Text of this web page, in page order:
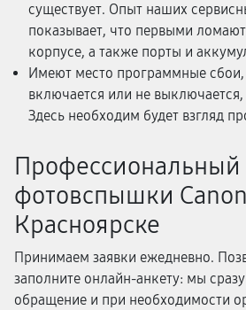
существует. Опыт наших
показывает, что первыми
корпусе, а также порты и
Имеют место программные сбои,
включается или не выключается,
Здесь необходим будет взгляд
Профессиональный
фотовспышки
Красноярске
Принимаем заявки ежедневно.
заполните онлайн-анкету: мы
обращение и при необходимости